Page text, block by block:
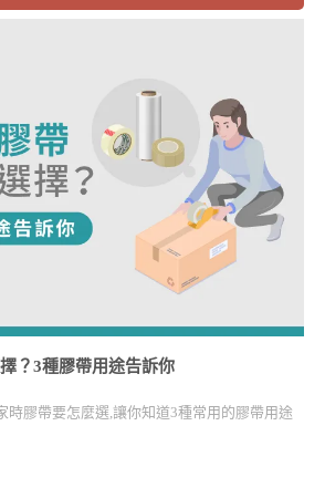
？3種膠帶用途告訴你
時膠帶要怎麼選,讓你知道3種常用的膠帶用途